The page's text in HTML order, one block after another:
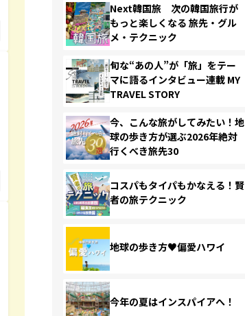
Next韓国旅 次の韓国旅行が
もっと楽しくなる 旅先・グル
メ・テクニック
旬な“あの人”が「旅」をテー
マに語るインタビュー連載 MY
TRAVEL STORY
今、こんな旅がしてみたい！地
球の歩き方が選ぶ2026年絶対
行くべき旅先30
コスパもタイパもかなえる！賢
者の旅テクニック
地球の歩き方♥偏愛ハワイ
今年の夏はインスパイアへ！